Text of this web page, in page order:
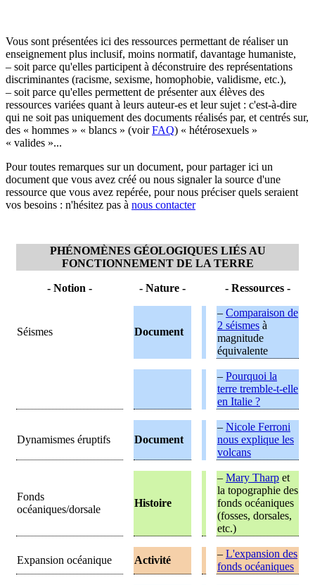
Vous sont présentées ici des ressources permettant de réaliser un
enseignement plus inclusif, moins normatif, davantage humaniste,
– soit parce qu'elles participent à déconstruire des représentations
discriminantes (racisme, sexisme, homophobie, validisme, etc.),
– soit parce qu'elles permettent de présenter aux élèves des
ressources variées quant à leurs auteur-es et leur sujet : c'est-à-dire
qui ne soit pas uniquement des documents réalisés par, et centrés sur,
des « hommes » « blancs » (voirFAQ) « hétérosexuels »
« valides »...
Pour toutes remarques sur un document, pour partager ici un
document que vous avez créé ou nous signaler la source d'une
ressource que vous avez repérée, pour nous préciser quels seraient
vos besoins : n'hésitez pas à nous contacter
PHÉNOMÈNES GÉOLOGIQUES LIÉS AU
FONCTIONNEMENT DE LA TERRE
- Notion - - Nature - - Ressources -
Séismes Document
– Comparaison de
2 séismes à
magnitude
équivalente
– Pourquoi la
terre tremble-t-elle
en Italie ?
Dynamismes éruptifs Document
– Nicole Ferroni
nous explique les
volcans
Fonds
océaniques/dorsale
Histoire
– Mary Tharp et
la topographie des
fonds océaniques
(fosses, dorsales,
etc.)
Expansion océanique Activité
– L'expansion des
fonds océaniques